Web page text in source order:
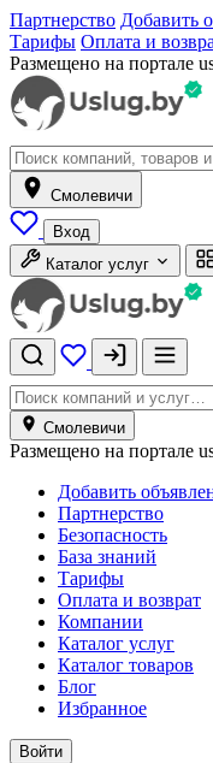
Партнерство Добавить
Тарифы Оплата и
Размещено на портале
Смолевичи
Вход
Каталог услуг
Смолевичи
Размещено на портале
Добавить
Партнерство
Безопасность
База знаний
Тарифы
Оплата и возврат
Компании
Каталог услуг
Каталог товаров
Блог
Избранное
Войти